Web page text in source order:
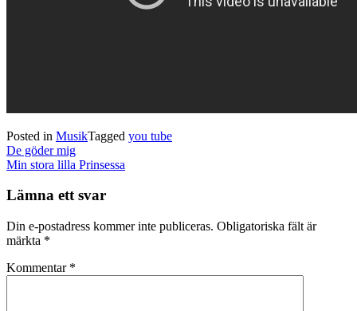
Posted in MusikTagged you tube
Post
navigation
De göder mig
Min stora lilla Prinsessa
Lämna ett svar
Din e-postadress kommer inte publiceras. Obligatoriska fält är
märkta *
Kommentar *